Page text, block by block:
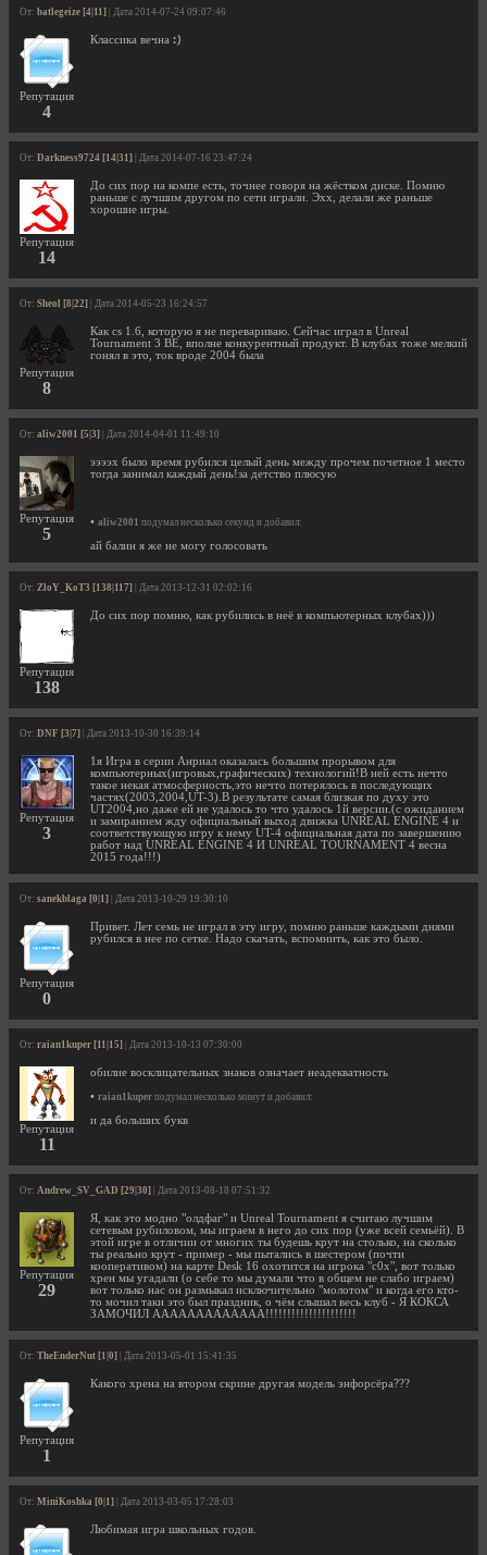
От: batlegeize [4|11] | Дата 2014-07-24 09:07:46
Репутация
4
Классика вечна
От: Darkness9724 [14|31] | Дата 2014-07-16 23:47:24
Репутация
14
До сих пор на компе есть, точнее говоря на жёстком диске. Помню
раньше с лучшим другом по сети играли. Эхх, делали же раньше
хорошие игры.
От: Sheol [8|22] | Дата 2014-05-23 16:24:57
Репутация
8
Как cs 1.6, которую я не перевариваю. Сейчас играл в Unreal
Tournament 3 BE, вполне конкурентный продукт. В клубах тоже мелкий
гонял в это, ток вроде 2004 была
От: aliw2001 [5|3] | Дата 2014-04-01 11:49:10
Репутация
5
ээээх было время рубился целый день между прочем почетное 1 место
тогда занимал каждый день!за детство плюсую
• aliw2001 подумал несколько секунд и добавил:
ай балин я же не могу голосовать
От: ZloY_KoT3 [138|117] | Дата 2013-12-31 02:02:16
Репутация
138
До сих пор помню, как рубились в неё в компьютерных клубах)))
От: DNF [3|7] | Дата 2013-10-30 16:39:14
Репутация
3
1я Игра в серии Анриал оказалась большим прорывом для
компьютерных(игровых,графических) технологий!В ней есть нечто
такое некая атмосферность,это нечто потерялось в последующих
частях(2003,2004,UT-3).В результате самая близкая по духу это
UT2004,но даже ей не удалось то что удалось 1й версии.(с ожиданием
и замиранием жду официальный выход движка UNREAL ENGINE 4 и
соответствующую игру к нему UT-4 официальная дата по завершению
работ над UNREAL ENGINE 4 И UNREAL TOURNAMENT 4 весна
2015 года!!!)
От: sanekblaga [0|1] | Дата 2013-10-29 19:30:10
Репутация
0
Привет. Лет семь не играл в эту игру, помню раньше каждыми днями
рубился в нее по сетке. Надо скачать, вспомнить, как это было.
От: raian1kuper [11|15] | Дата 2013-10-13 07:30:00
Репутация
11
обилие восклицательных знаков означает неадекватность
• raian1kuper подумал несколько минут и добавил:
и да больших букв
От: Andrew_SV_GAD [29|30] | Дата 2013-08-18 07:51:32
Репутация
29
Я, как это модно "олдфаг" и Unreal Tournament я считаю лучшим
сетевым рубиловом, мы играем в него до сих пор (уже всей семьёй). В
этой игре в отличии от многих ты будешь крут на столько, на сколько
ты реально крут - пример - мы пытались в шестером (почти
кооперативом) на карте Desk 16 охотится на игрока "c0x", вот только
хрен мы угадали (о себе то мы думали что в общем не слабо играем)
вот только нас он размыкал исключительно "молотом" и когда его кто-
то мочил таки это был праздник, о чём слышал весь клуб - Я КОКСА
ЗАМОЧИЛ ААААААААААААА!!!!!!!!!!!!!!!!!!!!!
От: TheEnderNut [1|0] | Дата 2013-05-01 15:41:35
Репутация
1
Какого хрена на втором скрине другая модель энфорсёра???
От: MiniKoshka [0|1] | Дата 2013-03-05 17:28:03
Любимая игра школьных годов.